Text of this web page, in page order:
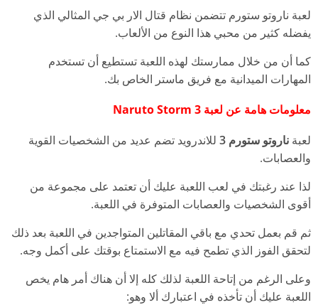
لعبة ناروتو ستورم تتضمن نظام قتال الار بي جي المثالي الذي
يفضله كثير من محبي هذا النوع من الألعاب.
كما أن من خلال ممارستك لهذه اللعبة تستطيع أن تستخدم
المهارات الميدانية مع فريق ماستر الخاص بك.
معلومات هامة عن لعبة Naruto Storm 3
لعبة ناروتو ستورم 3
للاندرويد تضم عديد من الشخصيات القوية
والعصابات.
لذا عند رغبتك في لعب اللعبة عليك أن تعتمد على مجموعة من
أقوى الشخصيات والعصابات المتوفرة في اللعبة.
ثم قم بعمل تحدي مع باقي المقاتلين المتواجدين في اللعبة بعد ذلك
لتحقق الفوز الذي تطمح فيه مع الاستمتاع بوقتك على أكمل وجه.
وعلى الرغم من إتاحة اللعبة لذلك كله إلا أن هناك أمر هام يخص
اللعبة عليك أن تأخذه في اعتبارك ألا وهو: